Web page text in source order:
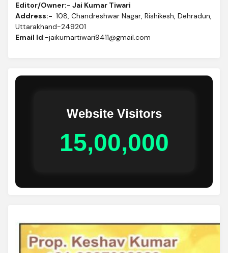
Editor/Owner:- Jai Kumar Tiwari
Address:- 108, Chandreshwar Nagar, Rishikesh, Dehradun,
Uttarakhand-249201
Email Id:-jaikumartiwari9411@gmail.com